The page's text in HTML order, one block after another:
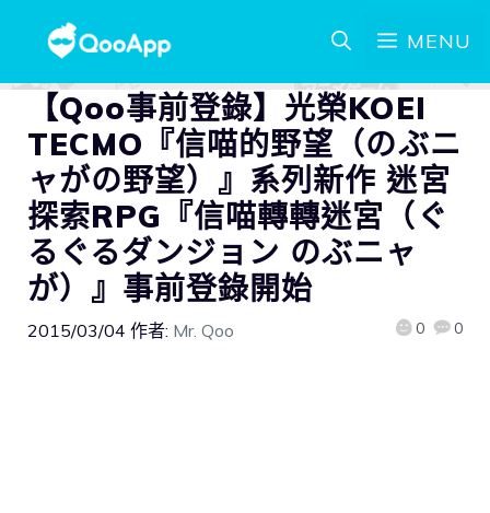
MENU
【Qoo事前登錄】光榮KOEI
TECMO『信喵的野望（のぶニ
ャがの野望）』系列新作 迷宮
探索RPG『信喵轉轉迷宮（ぐ
るぐるダンジョン のぶニャ
が）』事前登錄開始
2015/03/04 作者: Mr. Qoo 0 0